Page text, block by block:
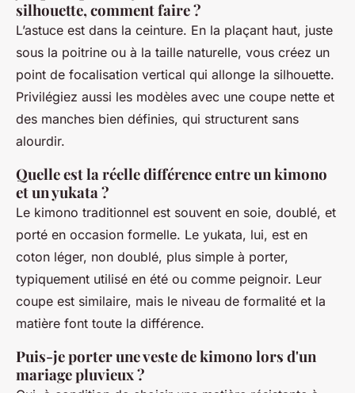
silhouette, comment faire ?
L’astuce est dans la ceinture. En la plaçant haut, juste
sous la poitrine ou à la taille naturelle, vous créez un
point de focalisation vertical qui allonge la silhouette.
Privilégiez aussi les modèles avec une coupe nette et
des manches bien définies, qui structurent sans
alourdir.
Quelle est la réelle différence entre un kimono
et un yukata ?
Le kimono traditionnel est souvent en soie, doublé, et
porté en occasion formelle. Le yukata, lui, est en
coton léger, non doublé, plus simple à porter,
typiquement utilisé en été ou comme peignoir. Leur
coupe est similaire, mais le niveau de formalité et la
matière font toute la différence.
Puis-je porter une veste de kimono lors d'un
mariage pluvieux ?